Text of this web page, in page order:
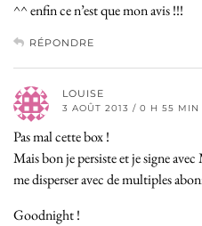
^^ enfin ce n’est que mon avis !!!
RÉPONDRE
LOUISE
3 AOÛT 2013 / 0 H 55 MIN
Pas mal cette box !
Mais bon je persiste et je signe
me disperser avec de multiples
Goodnight !